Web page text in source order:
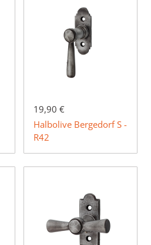
19,90 €
Halbolive Bergedorf S -
R42